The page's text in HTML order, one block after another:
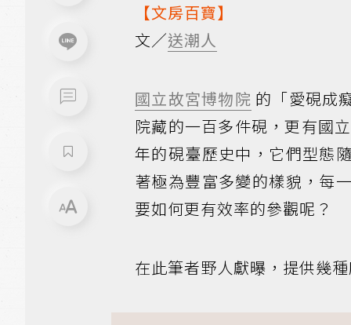
【文房百寶】
文／送潮人
國立故宮博物院 的「愛硯成
院藏的一百多件硯，更有國
年的硯臺歷史中，它們型態
著極為豐富多變的樣貌，每
要如何更有效率的參觀呢？
在此筆者野人獻曝，提供幾